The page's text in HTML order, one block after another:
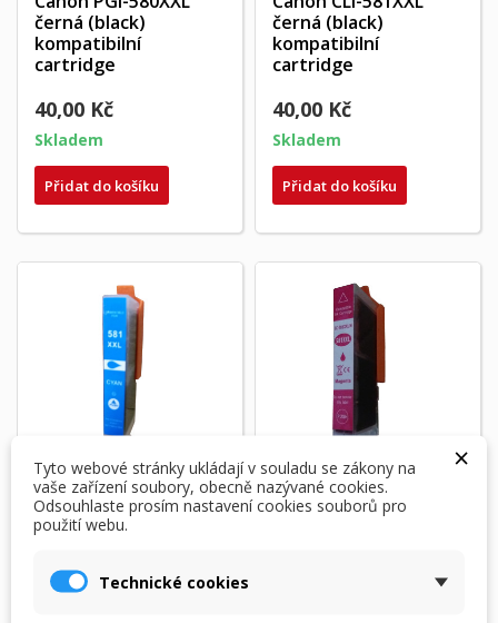
černá (black)
kompatibilní
cartridge
40,00 Kč
Skladem
Přidat do košíku
černá (black)
kompatibilní
cartridge
40,00 Kč
Skladem
Přidat do košíku
Canon CLI-581XXL
kompatibilní
×
Tyto webové stránky ukládají v souladu se zákony na
vaše zařízení soubory, obecně nazývané cookies.
Odsouhlaste prosím nastavení cookies souborů pro
použití webu.
Technické cookies